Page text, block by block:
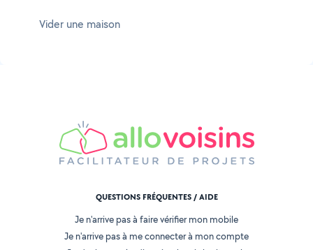
Vider une maison
QUESTIONS FRÉQUENTES / AIDE
Je n'arrive pas à faire vérifier mon mobile
Je n'arrive pas à me connecter à mon compte